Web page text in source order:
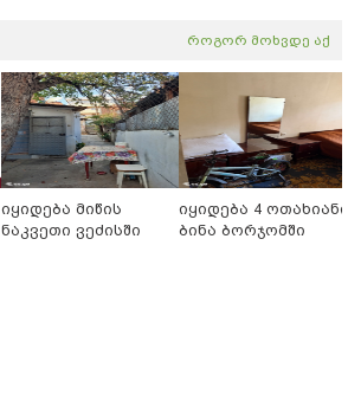
როგორ მოხვდე აქ
იყიდება მიწის
ნაკვეთი ვეძისში
იყიდება 4 ოთახიანი
ბინა ბორჯომში